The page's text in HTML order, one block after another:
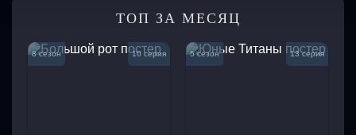
ТОП ЗА МЕСЯЦ
8 сезон 10 серия 5 сезон 13 серия